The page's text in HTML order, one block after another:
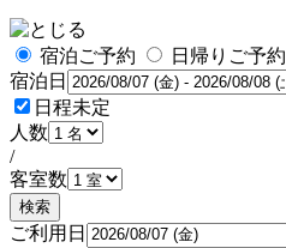
宿泊ご予約
日帰りご予約
宿泊日
日程未定
人数
/
客室数
検索
ご利用日